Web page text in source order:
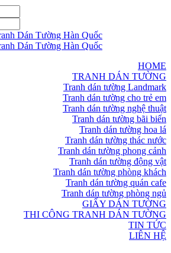
HOME
TRANH DÁN TƯỜNG
Tranh dán tường Landmark
Tranh dán tường cho trẻ em
Tranh dán tường nghệ thuật
Tranh dán tường bãi biển
Tranh dán tường hoa lá
Tranh dán tường thác nước
Tranh dán tường phong cảnh
Tranh dán tường động vật
Tranh dán tường phòng khách
Tranh dán tường quán cafe
Tranh dán tường phòng ngủ
GIẤY DÁN TƯỜNG
THI CÔNG TRANH DÁN TƯỜNG
TIN TỨC
LIÊN HỆ